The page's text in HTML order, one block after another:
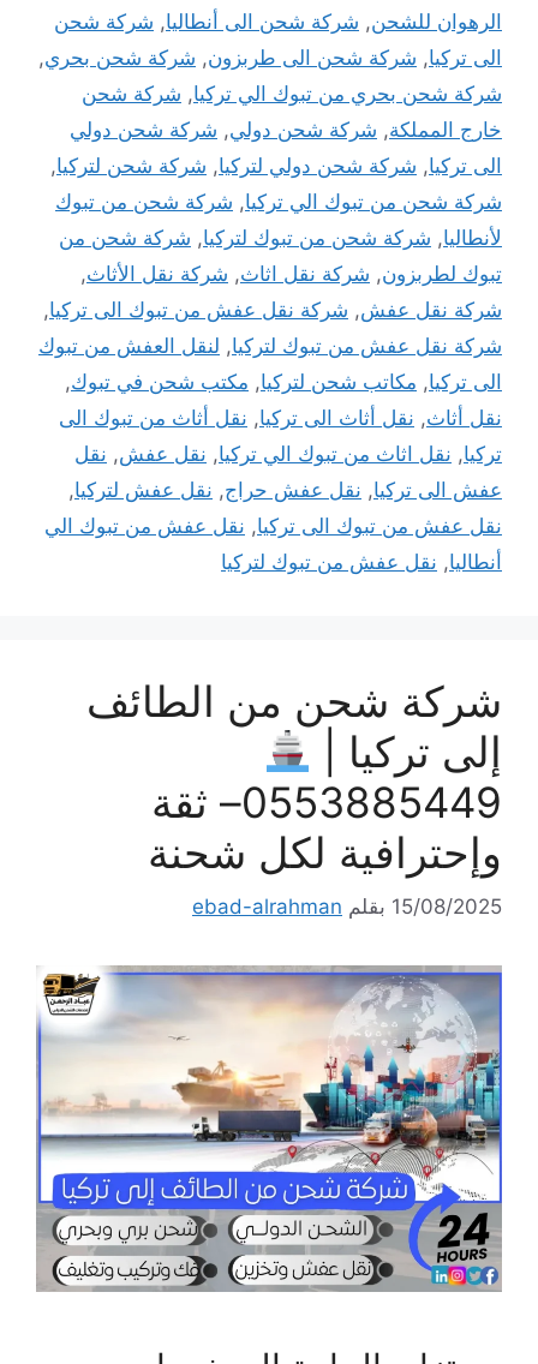
الرهوان للشحن, شركة شحن الى أنطاليا, شركة شحن
الى تركيا, شركة شحن الى طربزون, شركة شحن بحري,
شركة شحن بحري من تبوك الي تركيا, شركة شحن
خارج المملكة, شركة شحن دولي, شركة شحن دولي
الى تركيا, شركة شحن دولي لتركيا, شركة شحن لتركيا,
شركة شحن من تبوك الي تركيا, شركة شحن من تبوك
لأنطاليا, شركة شحن من تبوك لتركيا, شركة شحن من
تبوك لطربزون, شركة نقل اثاث, شركة نقل الأثاث,
شركة نقل عفش, شركة نقل عفش من تبوك الى تركيا,
شركة نقل عفش من تبوك لتركيا, لنقل العفش من تبوك
الى تركيا, مكاتب شحن لتركيا, مكتب شحن في تبوك,
نقل أثاث, نقل أثاث الى تركيا, نقل أثاث من تبوك الى
تركيا, نقل اثاث من تبوك الي تركيا, نقل عفش, نقل
عفش الى تركيا, نقل عفش حراج, نقل عفش لتركيا,
نقل عفش من تبوك الى تركيا, نقل عفش من تبوك الي
أنطاليا, نقل عفش من تبوك لتركيا
شركة شحن من الطائف
إلى تركيا |
0553885449– ثقة
وإحترافية لكل شحنة
15/08/2025 بقلم ebad-alrahman